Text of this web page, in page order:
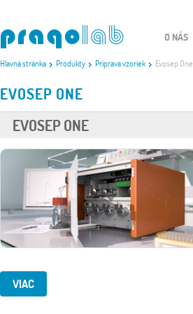
Hlavná stránka Produkty Príprava vzoriek Evosep One
O NÁS
EVOSEP ONE
EVOSEP ONE
VIAC